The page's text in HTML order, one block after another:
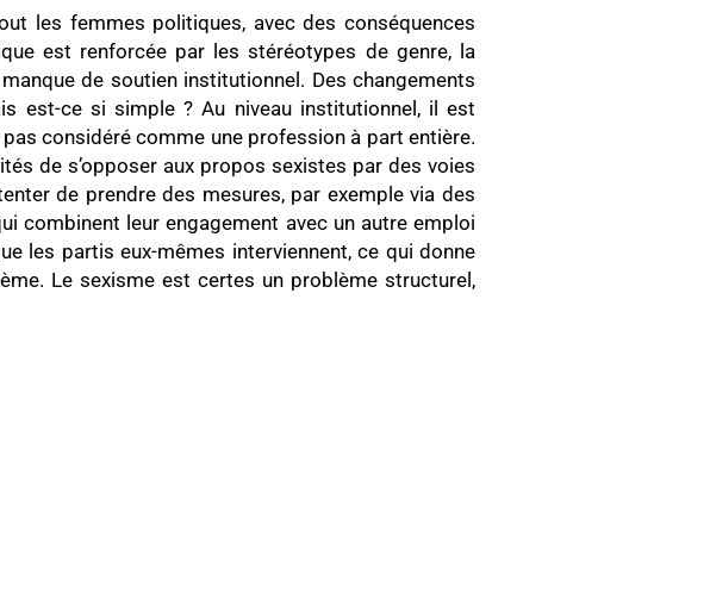
les femmes politiques, avec des conséquences
est renforcée par les stéréotypes de genre, la
de soutien institutionnel. Des changements
est-ce si simple ? Au niveau institutionnel, il est
considéré comme une profession à part entière.
de s’opposer aux propos sexistes par des voies
de prendre des mesures, par exemple via des
combinent leur engagement avec un autre emploi
les partis eux-mêmes interviennent, ce qui donne
Le sexisme est certes un problème structurel,